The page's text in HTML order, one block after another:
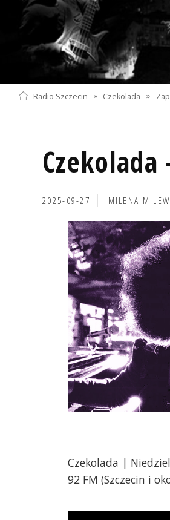
Radio Szczecin » Czekolada »
Czekolada
2025-09-27 MILENA
Czekolada |
92 FM (Szczecin i